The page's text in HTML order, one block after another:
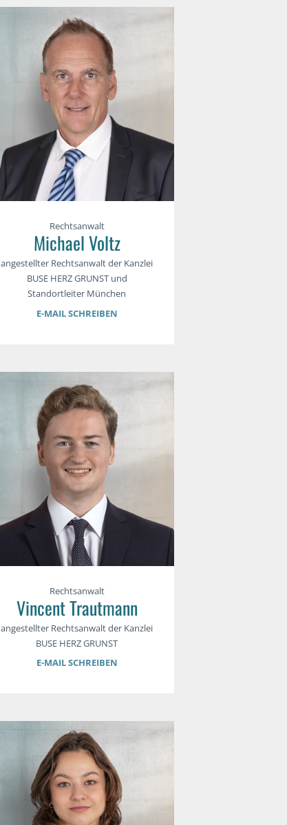
Rechtsanwalt
Michael Voltz
angestellter Rechtsanwalt der Kanzlei
BUSE HERZ GRUNST und
Standortleiter München
E-MAIL SCHREIBEN
Rechtsanwalt
Vincent Trautmann
angestellter Rechtsanwalt der Kanzlei
BUSE HERZ GRUNST
E-MAIL SCHREIBEN